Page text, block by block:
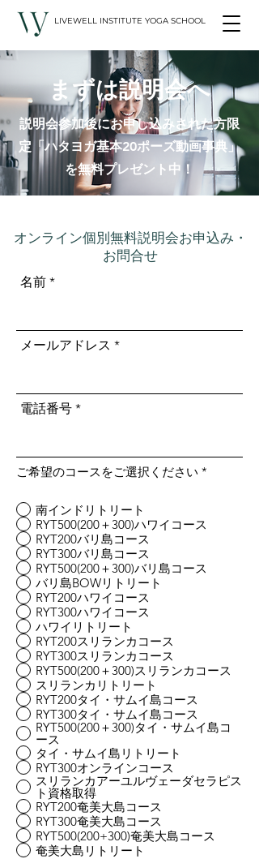
LIVEWELL INSTITUTE YOGA SCHOOL
まずは説明会へ
説明会参加後にお申し込みされた方限
定「ハタヨガ基本20ポーズ動画事典」
を無料プレゼント中！
オンライン個別無料説明会お申込み・
お問合せ
名前
メールアドレス
電話番号
ご希望のコースをご選択ください *
南インドリトリート
RYT500(200＋300)ハワイコース
RYT200バリ島コース
RYT300バリ島コース
RYT500(200＋300)バリ島コース
バリ島BOWリトリート
RYT200ハワイコース
RYT300ハワイコース
ハワイリトリート
RYT200スリランカコース
RYT300スリランカコース
RYT500(200＋300)スリランカコース
スリランカリトリート
RYT200タイ・サムイ島コース
RYT300タイ・サムイ島コース
RYT500(200＋300)タイ・サムイ島コ
ース
タイ・サムイ島リトリート
RYT300オンラインコース
スリランカアーユルヴェーダセラピス
ト資格取得
RYT200奄美大島コース
RYT300奄美大島コース
RYT500(200+300)奄美大島コース
奄美大島リトリート